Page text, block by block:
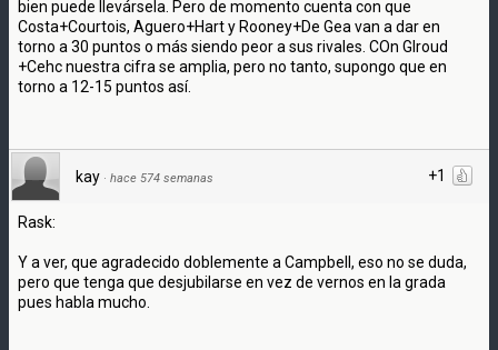
bien puede llevársela. Pero de momento cuenta con que
Costa+Courtois, Aguero+Hart y Rooney+De Gea van a dar en
torno a 30 puntos o más siendo peor a sus rivales. COn GIroud
+Cehc nuestra cifra se amplia, pero no tanto, supongo que en
torno a 12-15 puntos así.
+1
kay · hace 574 semanas
Rask:
Y a ver, que agradecido doblemente a Campbell, eso no se duda,
pero que tenga que desjubilarse en vez de vernos en la grada
pues habla mucho.